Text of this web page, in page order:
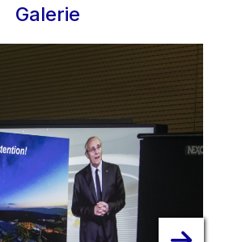
Galerie